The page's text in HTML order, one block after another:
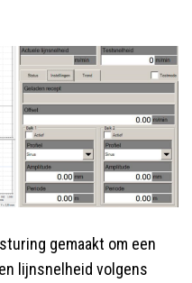
gemaakt om een
lijnsnelheid volgens